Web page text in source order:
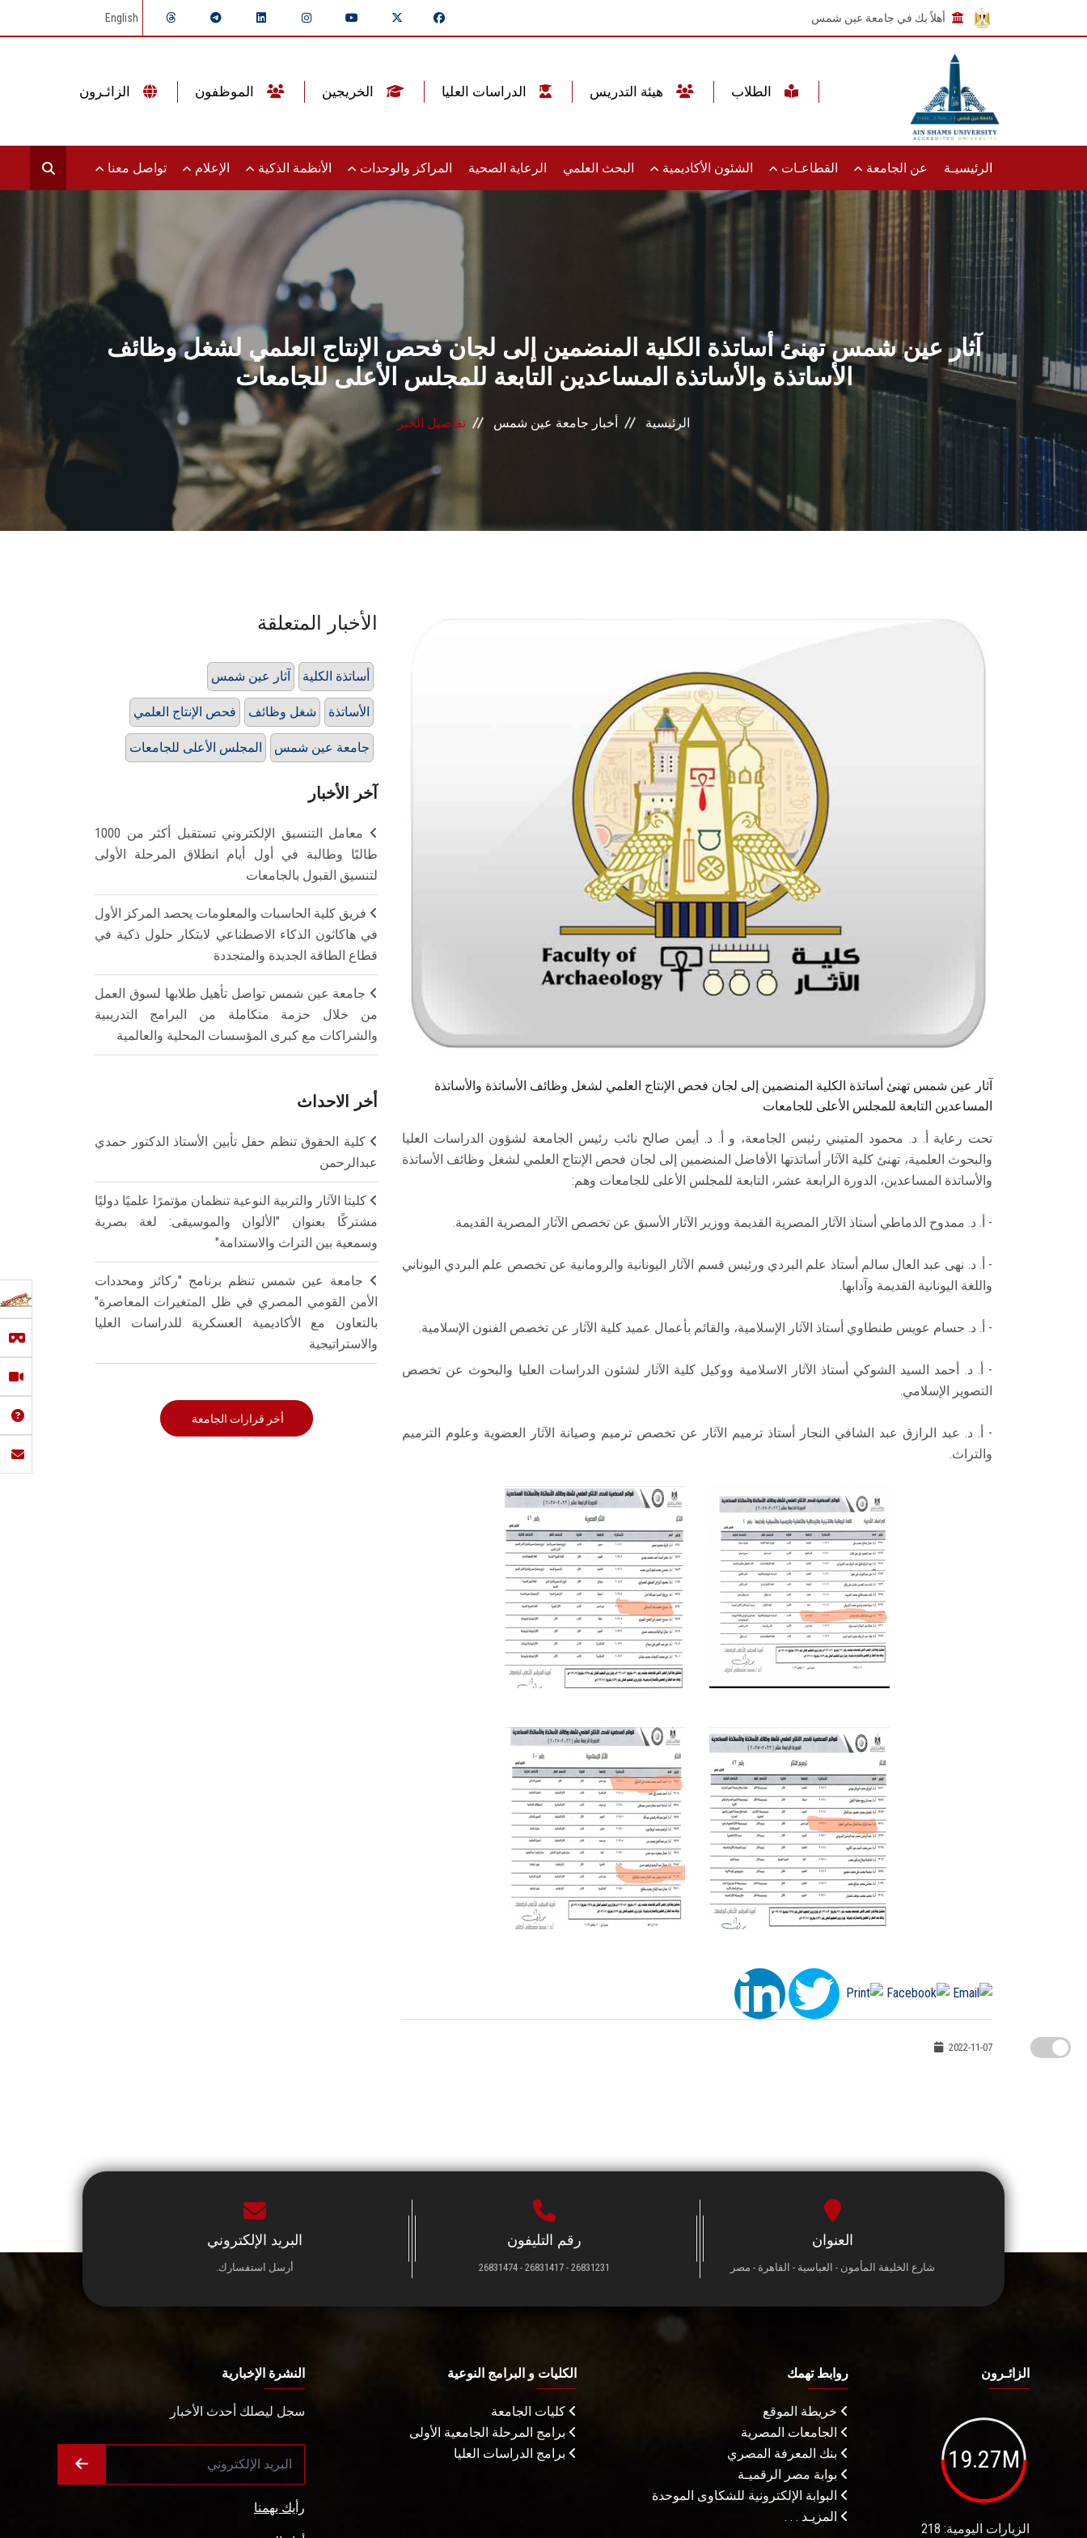
أهلاً بك في جامعة عين شمس English
الرئيسيـة عن الجامعة القطاعـات الشئون الأكاديمية البحث العلمي الرعاية الصحية المراكز والوحدات الأنظمة الذكية الإعلام تواصل معنا
آثار عين شمس تهنئ أساتذة الكلية المنضمين إلى لجان فحص الإنتاج العلمي لشغل وظائف
الأساتذة والأساتذة المساعدين التابعة للمجلس الأعلى للجامعات
الرئيسية أخبار جامعة عين شمس تفاصيل الخبر
آثار عين شمس تهنئ أساتذة الكلية المنضمين إلى لجان فحص الإنتاج العلمي لشغل وظائف الأساتذة والأساتذة
المساعدين التابعة للمجلس الأعلى للجامعات
تحت رعاية أ. د. محمود المتيني رئيس الجامعة، و أ. د. أيمن صالح نائب رئيس الجامعة لشؤون الدراسات العليا
والبحوث العلمية، تهنئ كلية الآثار أساتذتها الأفاضل المنضمين إلى لجان فحص الإنتاج العلمي لشغل وظائف الأساتذة
والأساتذة المساعدين، الدورة الرابعة عشر، التابعة للمجلس الأعلى للجامعات وهم:
- أ. د. ممدوح الدماطي أستاذ الآثار المصرية القديمة ووزير الآثار الأسبق عن تخصص الآثار المصرية القديمة.
- أ. د. نهى عبد العال سالم أستاذ علم البردي ورئيس قسم الآثار اليونانية والرومانية عن تخصص علم البردي اليوناني
واللغة اليونانية القديمة وآدابها.
- أ. د. حسام عويس طنطاوي أستاذ الآثار الإسلامية، والقائم بأعمال عميد كلية الآثار عن تخصص الفنون الإسلامية.
- أ. د. أحمد السيد الشوكي أستاذ الآثار الاسلامية ووكيل كلية الآثار لشئون الدراسات العليا والبحوث عن تخصص
التصوير الإسلامي.
- أ. د. عبد الرازق عبد الشافي النجار أستاذ ترميم الآثار عن تخصص ترميم وصيانة الآثار العضوية وعلوم الترميم
والتراث.
2022-11-07
الأخبار المتعلقة
آثار عين شمس أساتذة الكلية
فحص الإنتاج العلمي شغل وظائف الأساتذة
المجلس الأعلى للجامعات جامعة عين شمس
آخر الأخبار
معامل التنسيق الإلكتروني تستقبل أكثر من 1000
طالبًا وطالبة في أول أيام انطلاق المرحلة الأولى
لتنسيق القبول بالجامعات
فريق كلية الحاسبات والمعلومات يحصد المركز الأول
في هاكاثون الذكاء الاصطناعي لابتكار حلول ذكية في
قطاع الطاقة الجديدة والمتجددة
جامعة عين شمس تواصل تأهيل طلابها لسوق العمل
من خلال حزمة متكاملة من البرامج التدريبية
والشراكات مع كبرى المؤسسات المحلية والعالمية
أخر الاحداث
كلية الحقوق تنظم حفل تأبين الأستاذ الدكتور حمدي
عبدالرحمن
كليتا الآثار والتربية النوعية تنظمان مؤتمرًا علميًا دوليًا
مشتركًا بعنوان "الألوان والموسيقى: لغة بصرية
وسمعية بين التراث والاستدامة"
جامعة عين شمس تنظم برنامج "ركائز ومحددات
الأمن القومي المصري في ظل المتغيرات المعاصرة"
بالتعاون مع الأكاديمية العسكرية للدراسات العليا
والاستراتيجية
أخر قرارات الجامعة
العنوان
شارع الخليفة المأمون - العباسية - القاهرة - مصر
رقم التليفون
26831231 - 26831417 - 26831474
البريد الإلكتروني
أرسل استفسارك.
الزائـرون
19.27M
الزيارات اليومية: 218
روابط تهمك
خريطة الموقع
الجامعات المصرية
بنك المعرفة المصري
بوابة مصر الرقميـة
البوابة الإلكترونية للشكاوى الموحدة
المزيـد . . .
الكليات و البرامج النوعية
كليات الجامعة
برامج المرحلة الجامعية الأولى
برامج الدراسات العليا
النشرة الإخبارية
سجل ليصلك أحدث الأخبار
رأيك يهمنا